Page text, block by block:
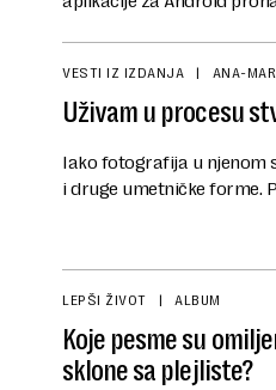
VESTI IZ IZDANJA ANA-
Uživam u procesu
Iako fotografija u njenom
i druge umetničke forme.
LEPŠI ŽIVOT ALBUM
Koje pesme su
sklone sa plejliste?